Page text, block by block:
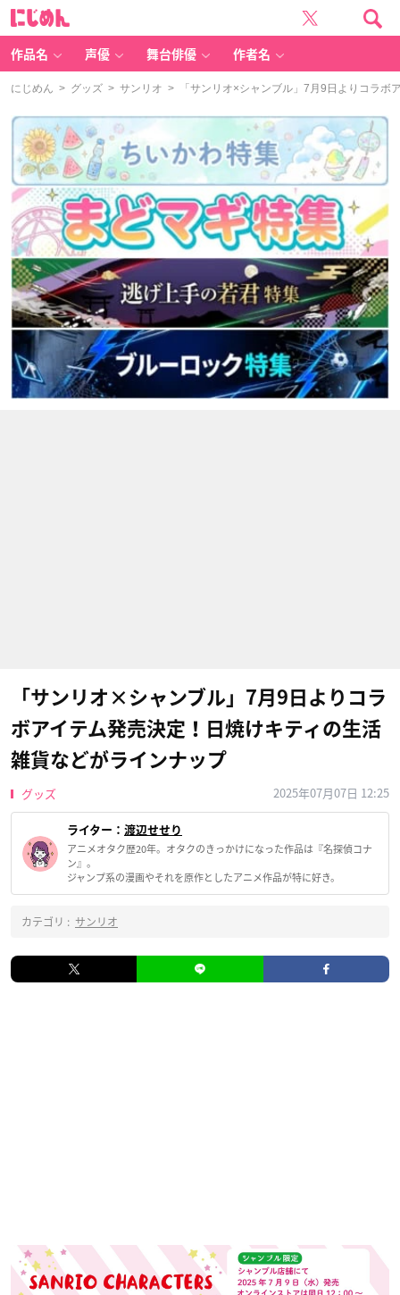
作品名 声優 舞台俳優 作者名
にじめん > グッズ > サンリオ > 「サンリオ×シャンブル」7月9日よりコラボ
「サンリオ×シャンブル」7月9日よりコラ
ボアイテム発売決定！日焼けキティの生活
雑貨などがラインナップ
グッズ 2025年07月07日 12:25
ライター： 渡辺せせり
アニメオタク歴20年。オタクのきっかけになった作品は『名探偵コナ
ン』。
ジャンプ系の漫画やそれを原作としたアニメ作品が特に好き。
カテゴリ : サンリオ